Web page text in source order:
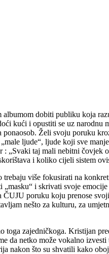
dobiti publiku koja
kući i opustiti se uz
Želi svoju poruku
ljude“, ljude koji sve
„Svaki taj mali nebitni
i koliko cijeli sistem
više fokusirati na
i skrivati svoje
ČUJU poruku koju prenose
nešto za kulturu, za
zajedničkoga. Kristijan
netko može vokalno
nakon što su shvatili kako